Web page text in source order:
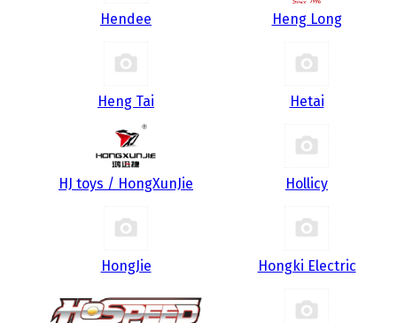
Hendee Heng Long
Heng Tai Hetai
HJ toys / HongXunJie Hollicy
HongJie Hongki Electric